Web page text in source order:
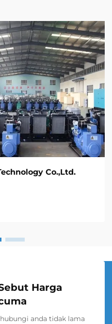
Co.,Ltd.
Harga
anda tidak lama